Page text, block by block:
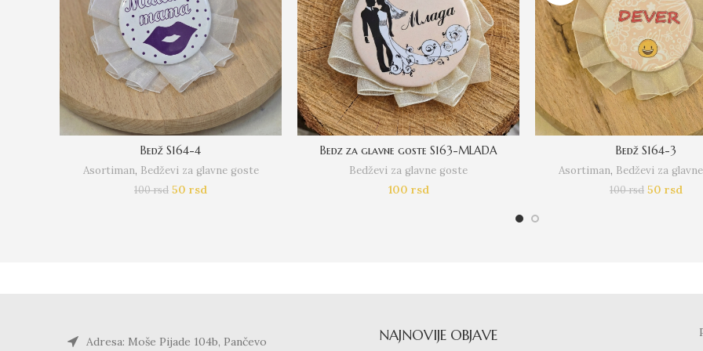
Bedž S164-4
Asortiman, Bedževi za glavne goste
100rsd 50 rsd
Bedz za glavne goste S163-MLADA
Bedževi za glavne goste
100 rsd
Bedž S164-3
Asortiman, Bedževi za
100rsd 50 rsd
Adresa: Moše Pijade 104b, Pančevo NAJNOVIJE OBJAVE